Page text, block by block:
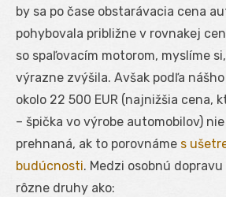
by sa po čase obstarávacia cena
pohybovala približne v rovnakej
so spaľovacím motorom, myslíme
výrazne zvýšila. Avšak podľa
okolo 22 500 EUR (najnižšia cena,
– špička vo výrobe automobilov)
prehnaná, ak to porovnáme s
budúcnosti. Medzi osobnú
rôzne druhy ako: